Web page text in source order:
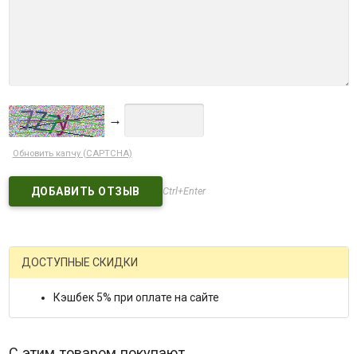
→
Обновить капчу (CAPTCHA)
Ctrl+Enter
ДОСТУПНЫЕ СКИДКИ
Кэшбек 5% при оплате на сайте